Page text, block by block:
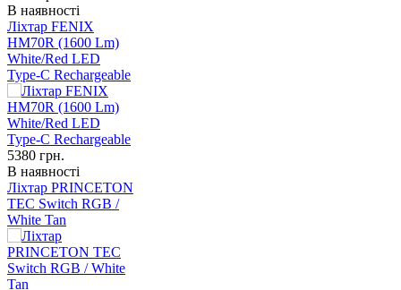
В наявності
Ліхтар FENIX
HM70R (1600 Lm)
White/Red LED
Type-C Rechargeable
5380 грн.
В наявності
Ліхтар PRINCETON
TEC Switch RGB /
White Tan